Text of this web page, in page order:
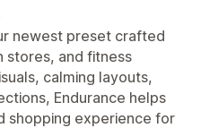
newest preset crafted
stores, and fitness
calming layouts,
Endurance helps
shopping experience for